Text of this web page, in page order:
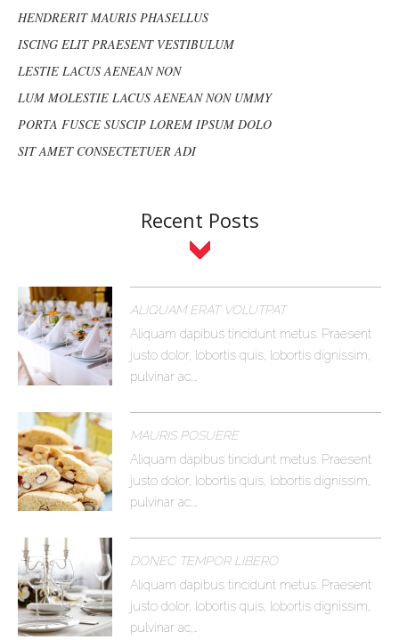
HENDRERIT MAURIS PHASELLUS
ISCING ELIT PRAESENT VESTIBULUM
LESTIE LACUS AENEAN NON
LUM MOLESTIE LACUS AENEAN NON UMMY
PORTA FUSCE SUSCIP LOREM IPSUM DOLO
SIT AMET CONSECTETUER ADI
Recent Posts
ALIQUAM ERAT VOLUTPAT
Aliquam dapibus tincidunt metus. Praesent
justo dolor, lobortis quis, lobortis dignissim,
pulvinar ac,…
MAURIS POSUERE
Aliquam dapibus tincidunt metus. Praesent
justo dolor, lobortis quis, lobortis dignissim,
pulvinar ac,…
DONEC TEMPOR LIBERO
Aliquam dapibus tincidunt metus. Praesent
justo dolor, lobortis quis, lobortis dignissim,
pulvinar ac,…